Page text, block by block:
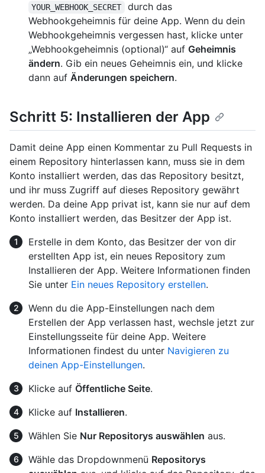
YOUR_WEBHOOK_SECRET
durch das
Webhookgeheimnis für deine App. Wenn du dein
Webhookgeheimnis vergessen hast, klicke unter
„Webhookgeheimnis (optional)“ auf Geheimnis
ändern. Gib ein neues Geheimnis ein, und klicke
dann auf Änderungen speichern.
Schritt 5: Installieren der App
Damit deine App einen Kommentar zu Pull Requests in
einem Repository hinterlassen kann, muss sie in dem
Konto installiert werden, das das Repository besitzt,
und ihr muss Zugriff auf dieses Repository gewährt
werden. Da deine App privat ist, kann sie nur auf dem
Konto installiert werden, das Besitzer der App ist.
Erstelle in dem Konto, das Besitzer der von dir
erstellten App ist, ein neues Repository zum
Installieren der App. Weitere Informationen finden
Sie unter Ein neues Repository erstellen.
Wenn du die App-Einstellungen nach dem
Erstellen der App verlassen hast, wechsle jetzt zur
Einstellungsseite für deine App. Weitere
Informationen findest du unter Navigieren zu
deinen App-Einstellungen.
Klicke auf Öffentliche Seite.
Klicke auf Installieren.
Wählen Sie Nur Repositorys auswählen aus.
Wähle das Dropdownmenü Repositorys